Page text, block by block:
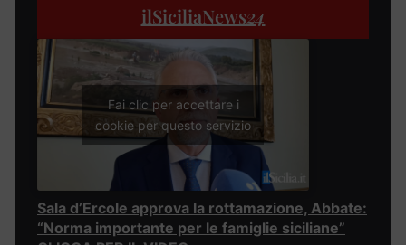
ilSiciliaNews24
Fai clic per accettare i
cookie per questo servizio
Sala d’Ercole approva la rottamazione, Abbate:
“Norma importante per le famiglie siciliane”